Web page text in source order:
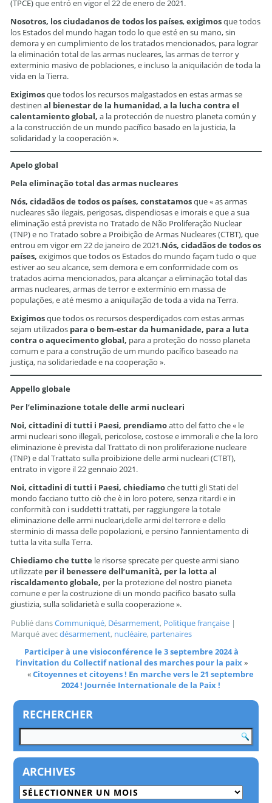
(TPCE) que entró en vigor el 22 de enero de 2021.
Nosotros, los ciudadanos de todos los países,exigimosque todos
los Estados del mundo hagan todo lo que esté en su mano, sin
demora y en cumplimiento de los tratados mencionados, para lograr
la eliminación total de las armas nucleares, las armas de terror y
exterminio masivo de poblaciones, e incluso la aniquilación de toda la
vida en la Tierra.
Exigimosque todos los recursos malgastados en estas armas se
destinenal bienestar de la humanidad,a la lucha contra el
calentamiento global, a la protección de nuestro planeta común y
a la construcción de un mundo pacífico basado en la justicia, la
solidaridad y la cooperación ».
Apelo global
Pela eliminação total das armas nucleares
Nós, cidadãos de todos os países, constatamosque « as armas
nucleares são ilegais, perigosas, dispendiosas e imorais e que a sua
eliminação está prevista no Tratado de Não Proliferação Nuclear
(TNP) e no Tratado sobre a Proibição de Armas Nucleares (CTBT), que
entrou em vigor em 22 de janeiro de 2021.Nós, cidadãos de todos os
países,exigimos que todos os Estados do mundo façam tudo o que
estiver ao seu alcance, sem demora e em conformidade com os
tratados acima mencionados, para alcançar a eliminação total das
armas nucleares, armas de terror e extermínio em massa de
populações, e até mesmo a aniquilação de toda a vida na Terra.
Exigimosque todos os recursos desperdiçados com estas armas
sejam utilizados para o bem-estar da humanidade, para a luta
contra o aquecimento global, para a proteção do nosso planeta
comum e para a construção de um mundo pacífico baseado na
justiça, na solidariedade e na cooperação ».
Appello globale
Per l’eliminazione totale delle armi nucleari
Noi, cittadini di tutti i Paesi, prendiamoatto del fatto che « le
armi nucleari sono illegali, pericolose, costose e immorali e che la loro
eliminazione è prevista dal Trattato di non proliferazione nucleare
(TNP) e dal Trattato sulla proibizione delle armi nucleari (CTBT),
entrato in vigore il 22 gennaio 2021.
Noi, cittadini di tutti i Paesi, chiediamoche tutti gli Stati del
mondo facciano tutto ciò che è in loro potere, senza ritardi e in
conformità con i suddetti trattati, per raggiungere la totale
eliminazione delle armi nucleari,delle armi del terrore e dello
sterminio di massa delle popolazioni, e persino l’annientamento di
tutta la vita sulla Terra.
Chiediamo che tutte le risorse sprecate per queste armi siano
utilizzate per il benessere dell’umanità, per la lotta al
riscaldamento globale, per la protezione del nostro pianeta
comune e per la costruzione di un mondo pacifico basato sulla
giustizia, sulla solidarietà e sulla cooperazione ».
Publié dansCommuniqué, Désarmement, Politique française |
Marqué avecdésarmement, nucléaire, partenaires
Participer à une visioconférence le 3 septembre 2024 à
l’invitation du Collectif national des marches pour la paix»
«Citoyennes et citoyens ! En marche vers le 21 septembre
2024 ! Journée Internationale de la Paix !
RECHERCHER
ARCHIVES
Archives